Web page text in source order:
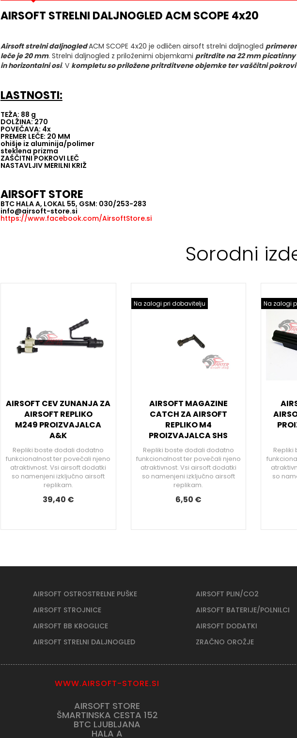
AIRSOFT STRELNI DALJNOGLED ACM SCOPE 4x20
Airsoft strelni daljnogledACM SCOPE 4x20 je odličen airsoft strelni daljnogled
leče je 20 mm. Strelni daljnogled z priloženimi objemkami pritrdite na 22 mm
in horizontalni osi. V kompletu so priložene pritrditvene objemke ter vaščitni pokrovi
LASTNOSTI:
TEŽA: 88 g
DOLŽINA: 270
POVEČAVA: 4x
PREMER LEČE: 20 MM
ohišje iz aluminija/polimer
steklena prizma
ZAŠČITNI POKROVI LEČ
NASTAVLJIV MERILNI KRIŽ
AIRSOFT STORE
BTC HALA A, LOKAL 55, GSM: 030/253-283
info@airsoft-store.si
https://www.facebook.com/AirsoftStore.si
Sorodni
AIRSOFT CEV ZUNANJA ZA
AIRSOFT REPLIKO
M249 PROIZVAJALCA
A&K
Repliki boste dodali dodatno
funkcionalnost ter povečali njeno
atraktivnost. Vsi airsoft dodatki
so namenjeni izključno airsoft
replikam.
39,40 €
Na zalogi pri dobavitelju
AIRSOFT MAGAZINE
CATCH ZA AIRSOFT
REPLIKO M4
PROIZVAJALCA SHS
Repliki boste dodali dodatno
funkcionalnost ter povečali njeno
atraktivnost. Vsi airsoft dodatki
so namenjeni izključno airsoft
replikam.
6,50 €
Na zalogi
so
AIRSOFT OSTROSTRELNE PUŠKE
AIRSOFT STROJNICE
AIRSOFT BB KROGLICE
AIRSOFT STRELNI DALJNOGLED
AIRSOFT PLIN/CO2
AIRSOFT BATERIJE/POLNILCI
AIRSOFT DODATKI
ZRAČNO OROŽJE
WWW.AIRSOFT-STORE.SI
AIRSOFT STORE
ŠMARTINSKA CESTA 152
BTC LJUBLJANA
HALA A